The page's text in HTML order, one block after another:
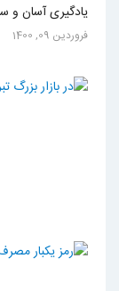
یادگیری آسان و
فروردين 09, 1400